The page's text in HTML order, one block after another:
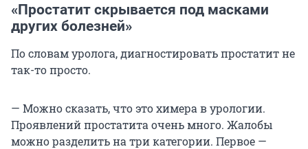
«Простатит скрывается под масками
других болезней»
По словам уролога, диагностировать простатит не
так-то просто.
— Можно сказать, что это химера в урологии.
Проявлений простатита очень много. Жалобы
можно разделить на три категории. Первое —